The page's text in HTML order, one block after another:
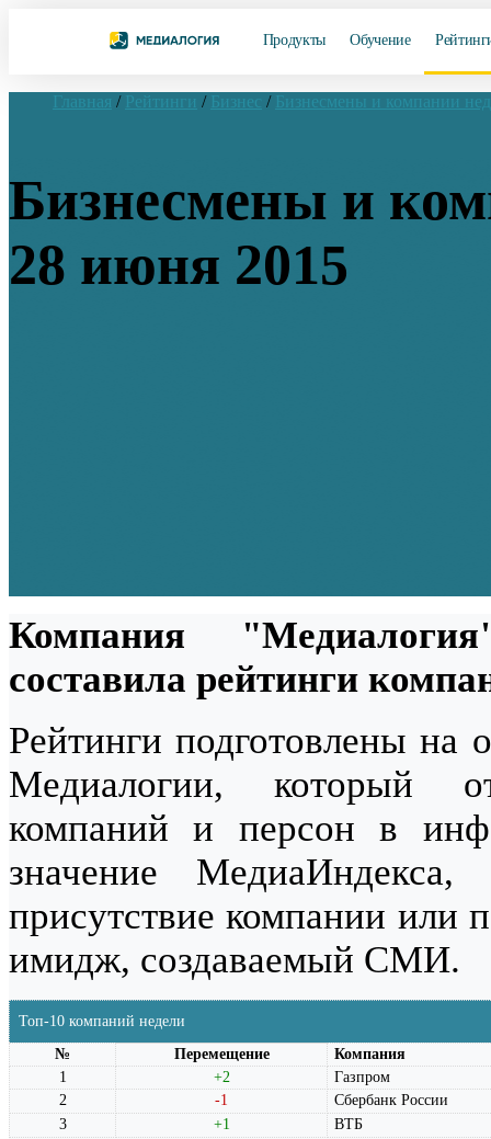
Продукты Обучение
Главная / Рейтинги / Бизнес / Бизнесмены и компании
Бизнесмены и
28 июня 2015
Компания
составила рейтинги
Рейтинги подготовлены на
Медиалогии, который
компаний и персон в
значение
присутствие компании или
имидж, создаваемый СМИ.
Топ-10 компаний недели
№
Перемещение
Компания
1
+2
Газпром
2
-1
Сбербанк России
3
+1
ВТБ